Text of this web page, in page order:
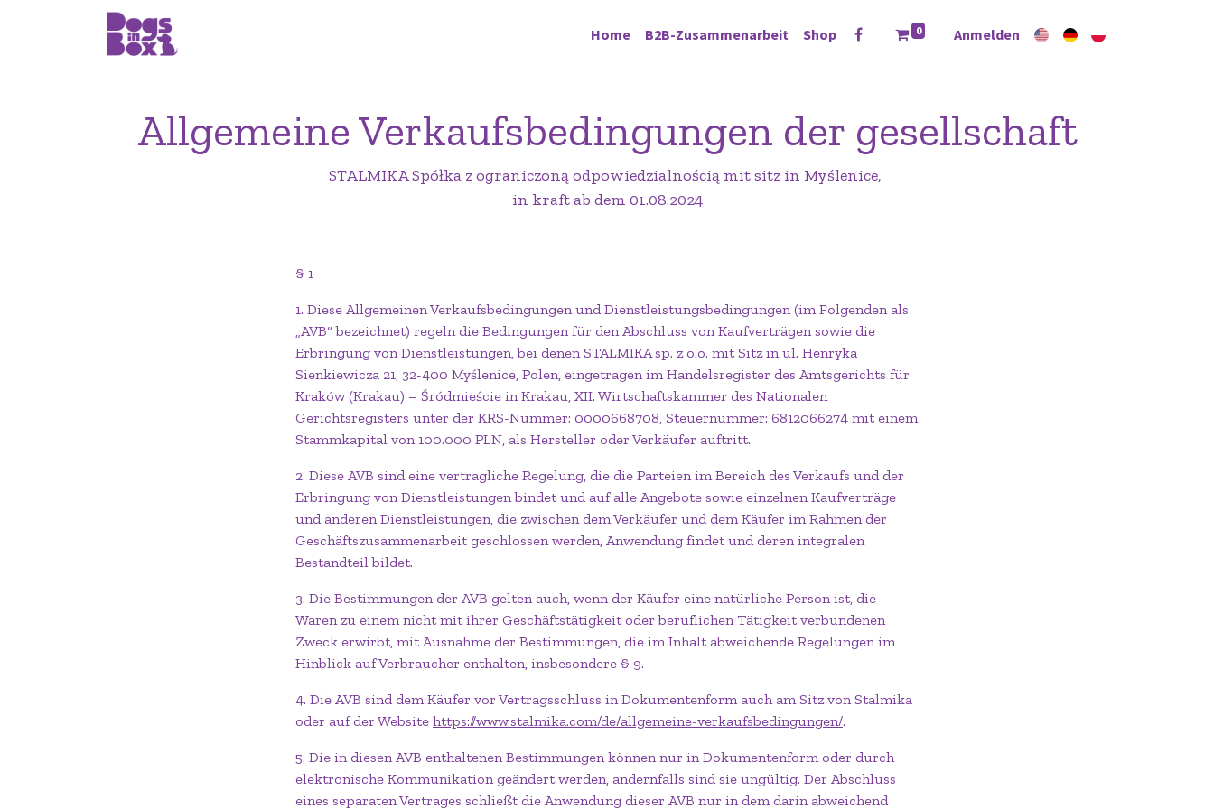
Home B2B-Zusammenarbeit Shop 0 Anmelden
Allgemeine Verkaufsbedingungen der gesellschaft
STALMIKA Spółka z ograniczoną odpowiedzialnością mit sitz in Myślenice,
in kraft ab dem 01.08.2024
§ 1
1. Diese Allgemeinen Verkaufsbedingungen und Dienstleistungsbedingungen (im Folgenden als
„AVB“ bezeichnet) regeln die Bedingungen für den Abschluss von Kaufverträgen sowie die
Erbringung von Dienstleistungen, bei denen STALMIKA sp. z o.o. mit Sitz in ul. Henryka
Sienkiewicza 21, 32-400 Myślenice, Polen, eingetragen im Handelsregister des Amtsgerichts für
Kraków (Krakau) – Śródmieście in Krakau, XII. Wirtschaftskammer des Nationalen
Gerichtsregisters unter der KRS-Nummer: 0000668708, Steuernummer: 6812066274 mit einem
Stammkapital von 100.000 PLN, als Hersteller oder Verkäufer auftritt.
2. Diese AVB sind eine vertragliche Regelung, die die Parteien im Bereich des Verkaufs und der
Erbringung von Dienstleistungen bindet und auf alle Angebote sowie einzelnen Kaufverträge
und anderen Dienstleistungen, die zwischen dem Verkäufer und dem Käufer im Rahmen der
Geschäftszusammenarbeit geschlossen werden, Anwendung findet und deren integralen
Bestandteil bildet.
3. Die Bestimmungen der AVB gelten auch, wenn der Käufer eine natürliche Person ist, die
Waren zu einem nicht mit ihrer Geschäftstätigkeit oder beruflichen Tätigkeit verbundenen
Zweck erwirbt, mit Ausnahme der Bestimmungen, die im Inhalt abweichende Regelungen im
Hinblick auf Verbraucher enthalten, insbesondere § 9.
4. Die AVB sind dem Käufer vor Vertragsschluss in Dokumentenform auch am Sitz von Stalmika
oder auf der Website https://www.stalmika.com/de/allgemeine-verkaufsbedingungen/.
5. Die in diesen AVB enthaltenen Bestimmungen können nur in Dokumentenform oder durch
elektronische Kommunikation geändert werden, andernfalls sind sie ungültig. Der Abschluss
eines separaten Vertrages schließt die Anwendung dieser AVB nur in dem darin abweichend